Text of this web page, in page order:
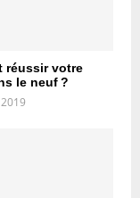
réussir votre
le neuf ?